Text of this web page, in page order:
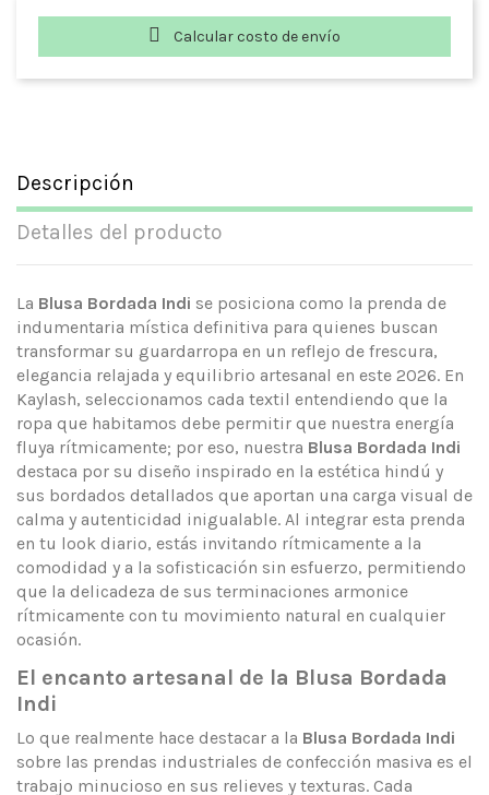
Calcular costo de envío
Descripción
Detalles del producto
La Blusa Bordada Indi se posiciona como la prenda de
indumentaria mística definitiva para quienes buscan
transformar su guardarropa en un reflejo de frescura,
elegancia relajada y equilibrio artesanal en este 2026. En
Kaylash, seleccionamos cada textil entendiendo que la
ropa que habitamos debe permitir que nuestra energía
fluya rítmicamente; por eso, nuestra Blusa Bordada Indi
destaca por su diseño inspirado en la estética hindú y
sus bordados detallados que aportan una carga visual de
calma y autenticidad inigualable. Al integrar esta prenda
en tu look diario, estás invitando rítmicamente a la
comodidad y a la sofisticación sin esfuerzo, permitiendo
que la delicadeza de sus terminaciones armonice
rítmicamente con tu movimiento natural en cualquier
ocasión.
El encanto artesanal de la Blusa Bordada
Indi
Lo que realmente hace destacar a la Blusa Bordada Indi
sobre las prendas industriales de confección masiva es el
trabajo minucioso en sus relieves y texturas. Cada